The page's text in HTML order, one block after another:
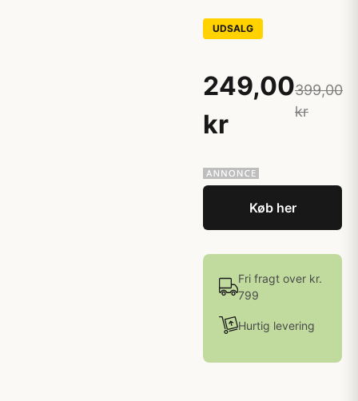
UDSALG
249,00
kr
399,00
kr
Køb her
Fri fragt over kr.
799
Hurtig levering